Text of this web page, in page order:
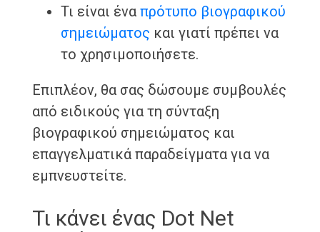
Τι είναι ένα πρότυπο βιογραφικού
σημειώματος και γιατί πρέπει να
το χρησιμοποιήσετε.
Επιπλέον, θα σας δώσουμε συμβουλές
από ειδικούς για τη σύνταξη
βιογραφικού σημειώματος και
επαγγελματικά παραδείγματα για να
εμπνευστείτε.
Τι κάνει ένας Dot Net